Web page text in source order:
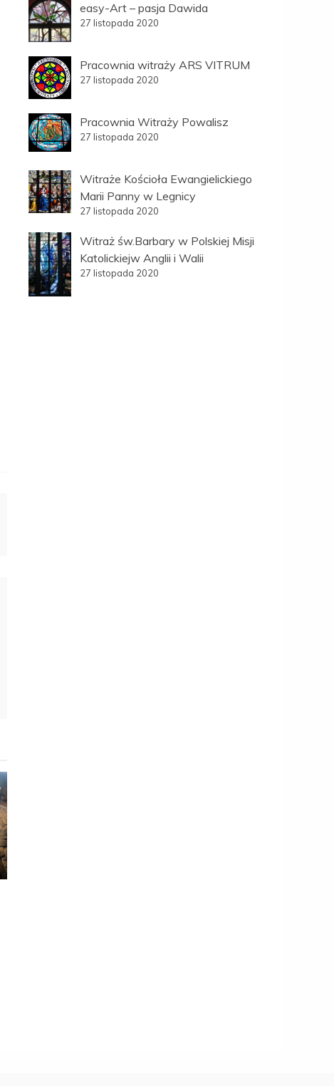
easy-Art – pasja Dawida
27 listopada 2020
Pracownia witraży ARS VITRUM
27 listopada 2020
Pracownia Witraży Powalisz
27 listopada 2020
Witraże Kościoła Ewangielickiego
Marii Panny w Legnicy
27 listopada 2020
Witraż św.Barbary w Polskiej Misji
Katolickiejw Anglii i Walii
27 listopada 2020